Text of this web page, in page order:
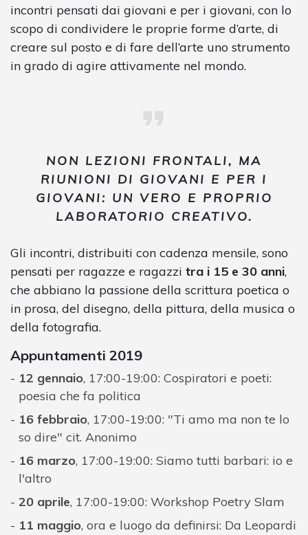
incontri pensati dai giovani e per i giovani, con lo
scopo di condividere le proprie forme d’arte, di
creare sul posto e di fare dell’arte uno strumento
in grado di agire attivamente nel mondo.
NON LEZIONI FRONTALI, MA
RIUNIONI DI GIOVANI E PER I
GIOVANI: UN VERO E PROPRIO
LABORATORIO CREATIVO.
Gli incontri, distribuiti con cadenza mensile, sono
pensati per ragazze e ragazzi tra i 15 e 30 anni,
che abbiano la passione della scrittura poetica o
in prosa, del disegno, della pittura, della musica o
della fotografia.
Appuntamenti 2019
12 gennaio, 17:00-19:00: Cospiratori e poeti:
poesia che fa politica
16 febbraio, 17:00-19:00: "Ti amo ma non te lo
so dire" cit. Anonimo
16 marzo, 17:00-19:00: Siamo tutti barbari: io e
l'altro
20 aprile, 17:00-19:00: Workshop Poetry Slam
11 maggio, ora e luogo da definirsi: Da Leopardi